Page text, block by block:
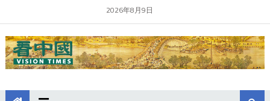
2026年8月9日